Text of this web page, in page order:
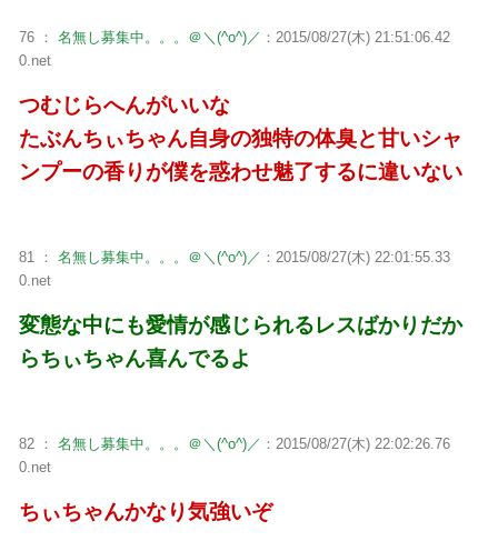
76 ： 名無し募集中。。。＠＼(^o^)／ ：2015/08/27(木) 21:51:06.42
0.net
つむじらへんがいいな
たぶんちぃちゃん自身の独特の体臭と甘いシャ
ンプーの香りが僕を惑わせ魅了するに違いない
81 ： 名無し募集中。。。＠＼(^o^)／ ：2015/08/27(木) 22:01:55.33
0.net
変態な中にも愛情が感じられるレスばかりだか
らちぃちゃん喜んでるよ
82 ： 名無し募集中。。。＠＼(^o^)／ ：2015/08/27(木) 22:02:26.76
0.net
ちぃちゃんかなり気強いぞ